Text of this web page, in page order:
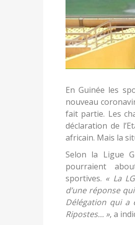
En Guinée les
nouveau
fait partie. Les
déclaration de
africain. Mais la
Selon la Ligue
pourraient
sportives. « La
d’une réponse
Délégation qui a
Ripostes… », a